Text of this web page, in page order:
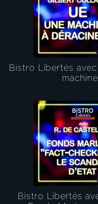
Bistro Libertés
Bistro Libertés